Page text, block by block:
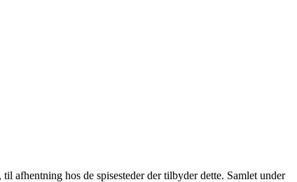
afhentning hos de spisesteder der tilbyder dette. Samlet under